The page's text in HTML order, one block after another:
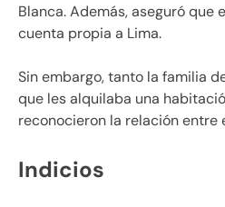
Blanca. Además, aseguró que
cuenta propia a Lima.
Sin embargo, tanto la familia
que les alquilaba una
reconocieron la relación entre
Indicios